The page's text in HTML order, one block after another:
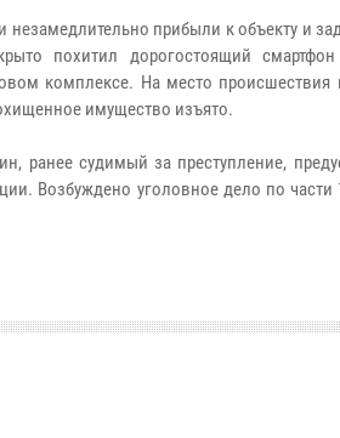
незамедлительно прибыли к объекту и
похитил дорогостоящий
комплексе. На место происшествия
имущество изъято.
ранее судимый за преступление,
Возбуждено уголовное дело по части